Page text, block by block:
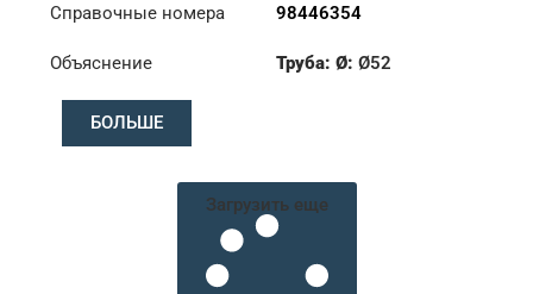
Справочные номера 98446354
Объяснение Труба: Ø:Ø52
БОЛЬШЕ
Загрузить еще